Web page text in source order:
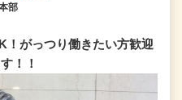
部
！がっつり働きたい方歓迎
！！